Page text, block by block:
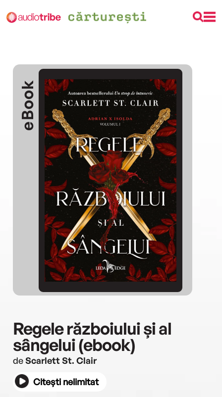
eBook
Regele războiului și al
sângelui (ebook)
deScarlett St. Clair
Citești nelimitat